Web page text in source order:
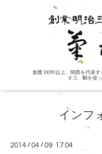
創業100年以上、関西を代表
タコ、鯛を使
インフ
2014 /04 /09 17:04